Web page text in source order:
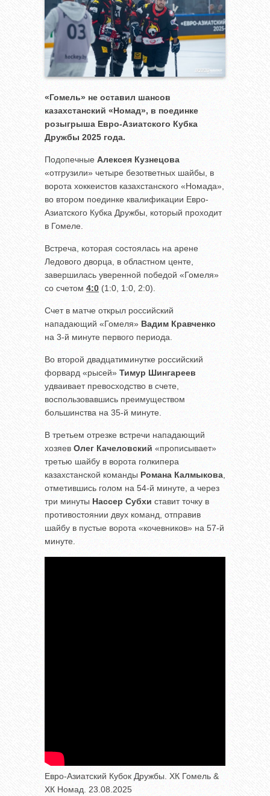
«Гомель» не оставил шансов
казахстанский «Номад», в поединке
розыгрыша Евро-Азиатского Кубка
Дружбы 2025 года.
Подопечные Алексея Кузнецова
«отгрузили» четыре безответных шайбы, в
ворота хоккеистов казахстанского «Номада»,
во втором поединке квалификации Евро-
Азиатского Кубка Дружбы, который проходит
в Гомеле.
Встреча, которая состоялась на арене
Ледового дворца, в областном центе,
завершилась уверенной победой «Гомеля»
со счетом 4:0 (1:0, 1:0, 2:0).
Счет в матче открыл российский
нападающий «Гомеля» Вадим Кравченко
на 3-й минуте первого периода.
Во второй двадцатиминутке российский
форвард «рысей» Тимур Шингареев
удваивает превосходство в счете,
воспользовавшись преимуществом
большинства на 35-й минуте.
В третьем отрезке встречи нападающий
хозяев Олег Качеловский «прописывает»
третью шайбу в ворота голкипера
казахстанской команды Романа Калмыкова
отметившись голом на 54-й минуте, а через
три минуты Нассер Субхи ставит точку в
противостоянии двух команд, отправив
шайбу в пустые ворота «кочевников» на 57-й
минуте.
Евро-Азиатский Кубок Дружбы. ХК Гомель &
ХК Номад. 23.08.2025